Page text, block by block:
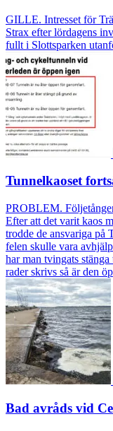
GILLE. Intresset för
Strax efter lördagens
fullt i Slottsparken
Tunnelkaoset
PROBLEM.
Efter att det varit kaos
trodde de ansvariga på
felen skulle vara
har man tvingats
rader skrivs så är den
Bad avråds vid